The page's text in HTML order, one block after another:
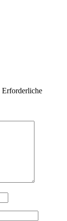
Erforderliche